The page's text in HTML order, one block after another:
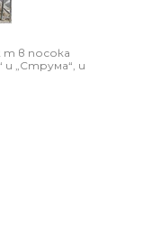
в посока
„Струма“, и